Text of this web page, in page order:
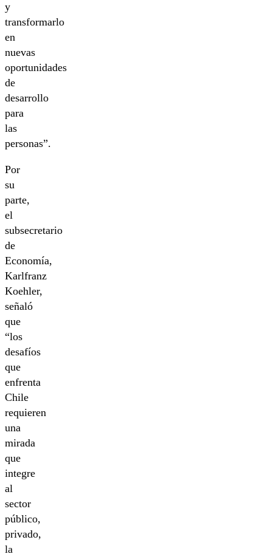
y
transformarlo
en
nuevas
oportunidades
de
desarrollo
para
las
personas”.
Por
su
parte,
el
subsecretario
de
Economía,
Karlfranz
Koehler,
señaló
que
“los
desafíos
que
enfrenta
Chile
requieren
una
mirada
que
integre
al
sector
público,
privado,
la